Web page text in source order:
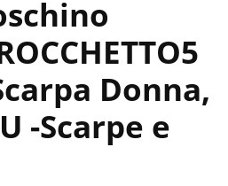
Donna,
-Scarpe e